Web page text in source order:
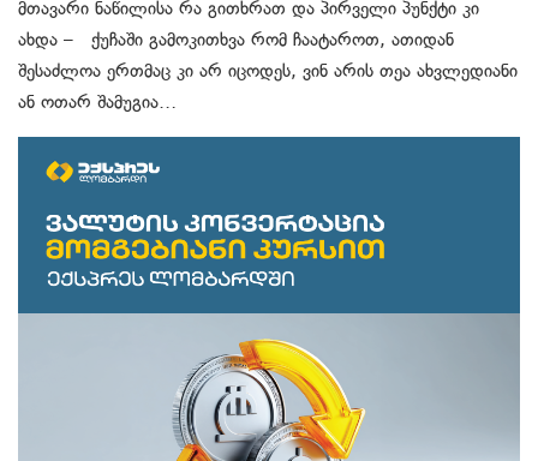
მთავარი ნაწილისა რა გითხრათ და პირველი პუნქტი კი
ახდა – ქუჩაში გამოკითხვა რომ ჩაატაროთ, ათიდან
შესაძლოა ერთმაც კი არ იცოდეს, ვინ არის თეა ახვლედიანი
ან ოთარ შამუგია…